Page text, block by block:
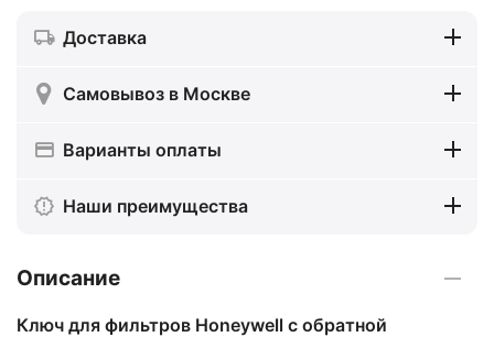
Доставка
Самовывоз в Москве
Варианты оплаты
Наши преимущества
Описание
Ключ для фильтров Honeywell с обратной